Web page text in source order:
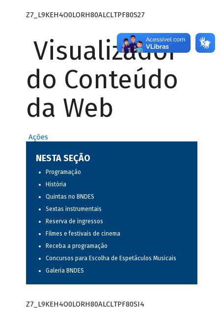
Z7_L9KEH4O0LORH80ALCLTPF80S27
Visualizador
do Conteúdo
da Web
Ações
NESTA SEÇÃO
Programação
História
Quintas no BNDES
Sextas instrumentais
Reserva de ingressos
Filmes e festivais de cinema
Receba a programação
Concursos para Escolha de Espetáculos Musicais
Galeria BNDES
Z7_L9KEH4O0LORH80ALCLTPF80SI4